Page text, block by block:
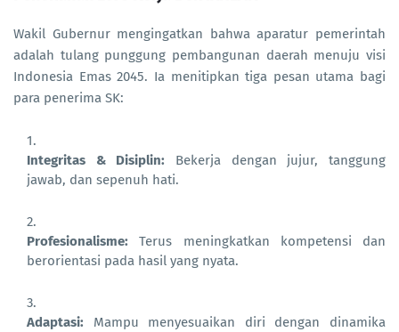
Wakil Gubernur mengingatkan bahwa aparatur pemerintah
adalah tulang punggung pembangunan daerah menuju visi
Indonesia Emas 2045. Ia menitipkan tiga pesan utama bagi
para penerima SK:
Integritas & Disiplin: Bekerja dengan jujur, tanggung
jawab, dan sepenuh hati.
Profesionalisme: Terus meningkatkan kompetensi dan
berorientasi pada hasil yang nyata.
Adaptasi: Mampu menyesuaikan diri dengan dinamika